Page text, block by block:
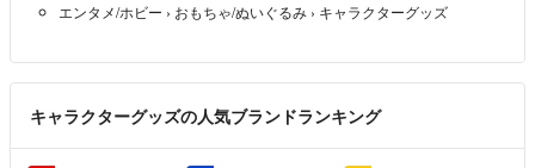
エンタメ/ホビー › おもちゃ/ぬいぐるみ › キャラクターグッズ
キャラクターグッズの人気ブランドランキング